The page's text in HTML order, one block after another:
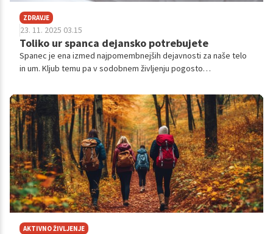
ZDRAVJE
23. 11. 2025 03.15
Toliko ur spanca dejansko potrebujete
Spanec je ena izmed najpomembnejših dejavnosti za naše telo
in um. Kljub temu pa v sodobnem življenju pogosto
sprašuje, koliko ur spanca je dejansko potrebnih za optimalno
zdravje.
AKTIVNO ŽIVLJENJE